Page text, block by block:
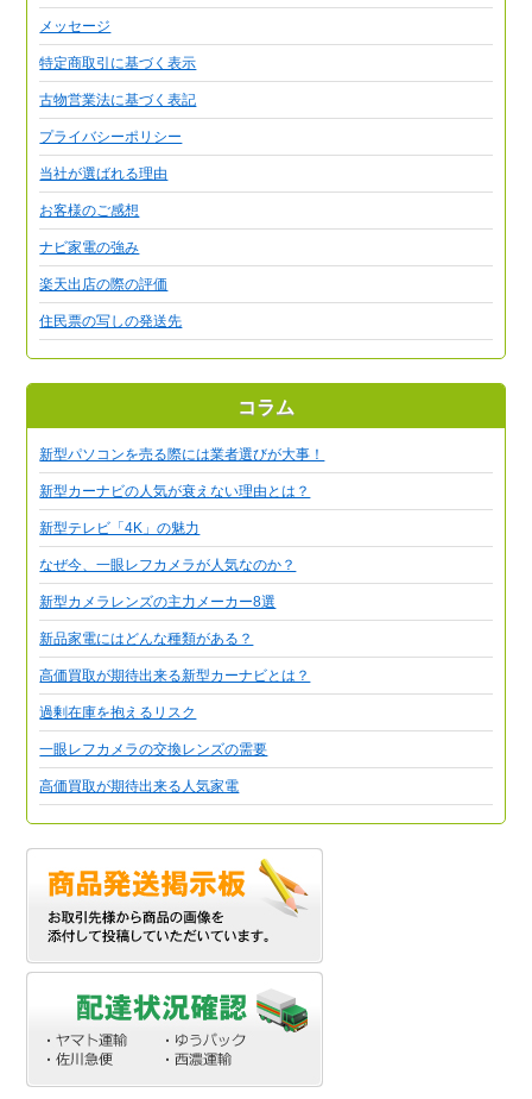
メッセージ
特定商取引に基づく表示
古物営業法に基づく表記
プライバシーポリシー
当社が選ばれる理由
お客様のご感想
ナビ家電の強み
楽天出店の際の評価
住民票の写しの発送先
コラム
新型パソコンを売る際には業者選びが大事！
新型カーナビの人気が衰えない理由とは？
新型テレビ「4K」の魅力
なぜ今、一眼レフカメラが人気なのか？
新型カメラレンズの主力メーカー8選
新品家電にはどんな種類がある？
高価買取が期待出来る新型カーナビとは？
過剰在庫を抱えるリスク
一眼レフカメラの交換レンズの需要
高価買取が期待出来る人気家電